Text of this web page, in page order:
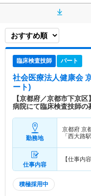
臨床検査技師 パート
社会医療法人健康会
ート)
【京都府／京都市下京
病院にて臨床検査技師の
勤務地
京都府 京
「西大路
仕事内容
【仕事内
積極採用中